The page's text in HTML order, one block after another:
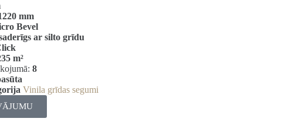
mm
Bevel
ar silto grīdu
m²
8
Vinila grīdas segumi